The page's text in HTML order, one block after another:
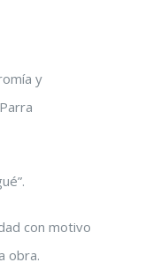
y
con motivo
obra.